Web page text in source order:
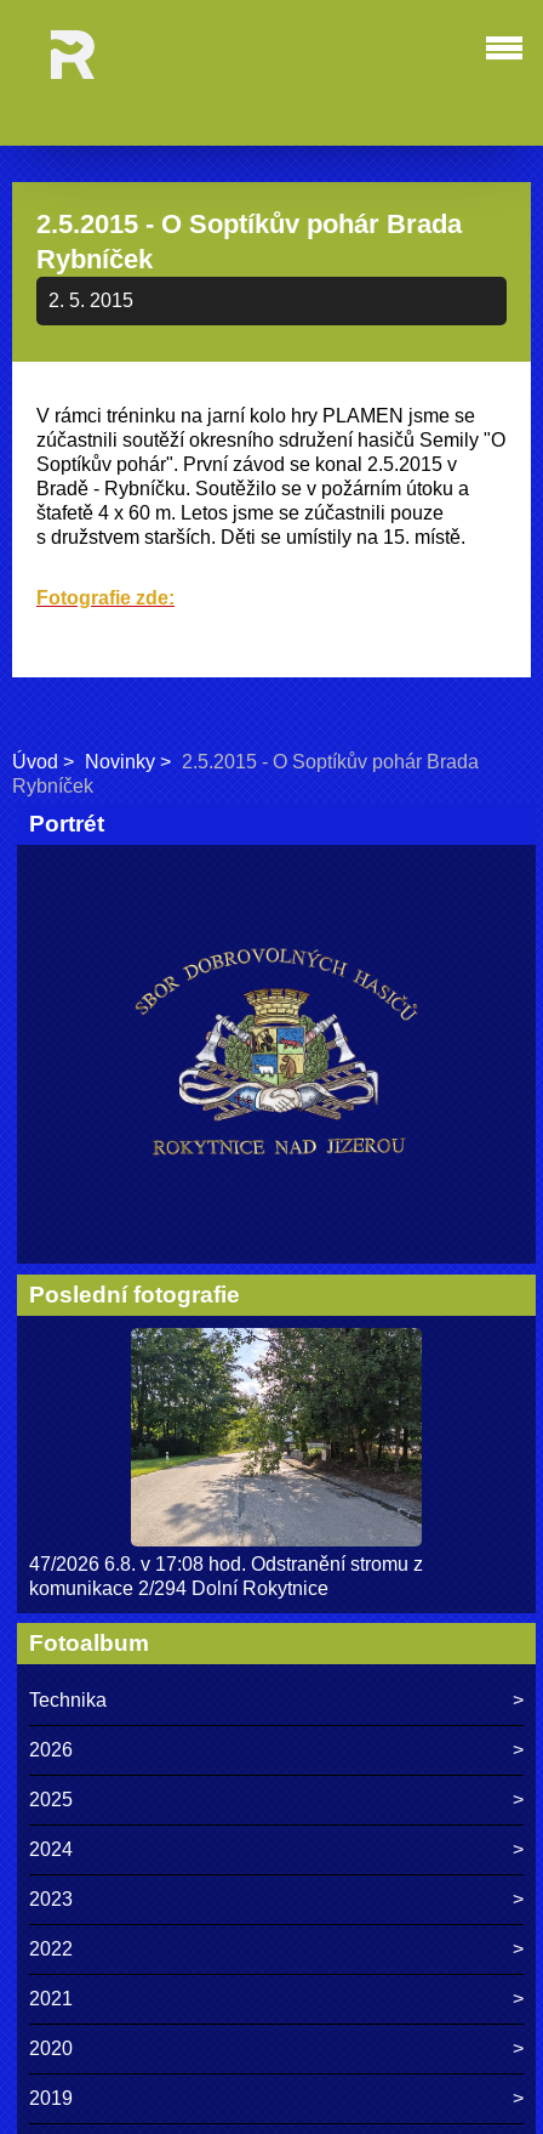
2.5.2015 - O Soptíkův pohár Brada
Rybníček
2. 5. 2015
V rámci tréninku na jarní kolo hry PLAMEN jsme se
zúčastnili soutěží okresního sdružení hasičů Semily "O
Soptíkův pohár". První závod se konal 2.5.2015 v
Bradě - Rybníčku. Soutěžilo se v požárním útoku a
štafetě 4 x 60 m. Letos jsme se zúčastnili pouze
s družstvem starších. Děti se umístily na 15. místě.
Fotografie zde:
Úvod Novinky
2.5.2015 - O Soptíkův pohár Brada
Rybníček
Portrét
Poslední fotografie
47/2026 6.8. v 17:08 hod. Odstranění stromu z
komunikace 2/294 Dolní Rokytnice
Fotoalbum
Technika
2026
2025
2024
2023
2022
2021
2020
2019